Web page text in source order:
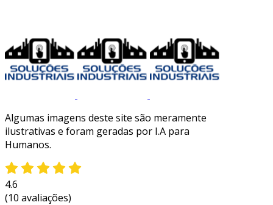
Algumas imagens deste site são meramente
ilustrativas e foram geradas por I.A para
Humanos.
4.6
(10 avaliações)